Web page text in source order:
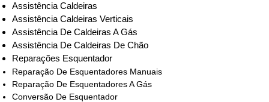
Assistência Caldeiras
Assistência Caldeiras Verticais
Assistência De Caldeiras A Gás
Assistência De Caldeiras De Chão
Reparações Esquentador
Reparação De Esquentadores Manuais
Reparação De Esquentadores A Gás
Conversão De Esquentador